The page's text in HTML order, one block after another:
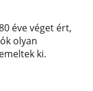
éve véget ért,
olyan
ki.